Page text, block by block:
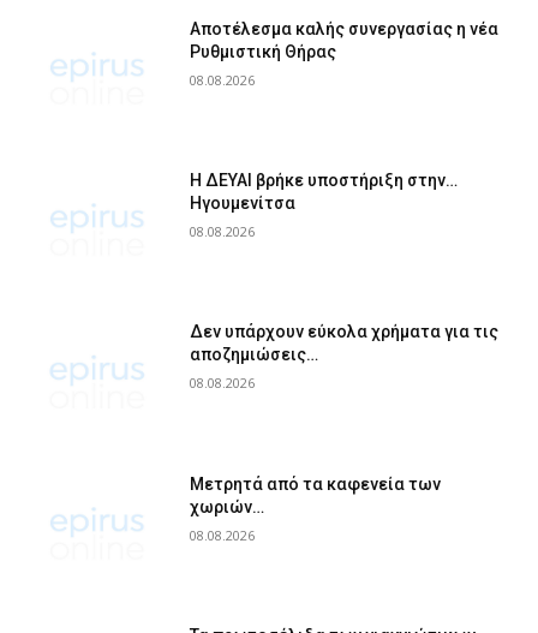
Αποτέλεσμα καλής συνεργασίας η νέα
Ρυθμιστική Θήρας
08.08.2026
Η ΔΕΥΑΙ βρήκε υποστήριξη στην…
Ηγουμενίτσα
08.08.2026
Δεν υπάρχουν εύκολα χρήματα για τις
αποζημιώσεις…
08.08.2026
Μετρητά από τα καφενεία των
χωριών…
08.08.2026